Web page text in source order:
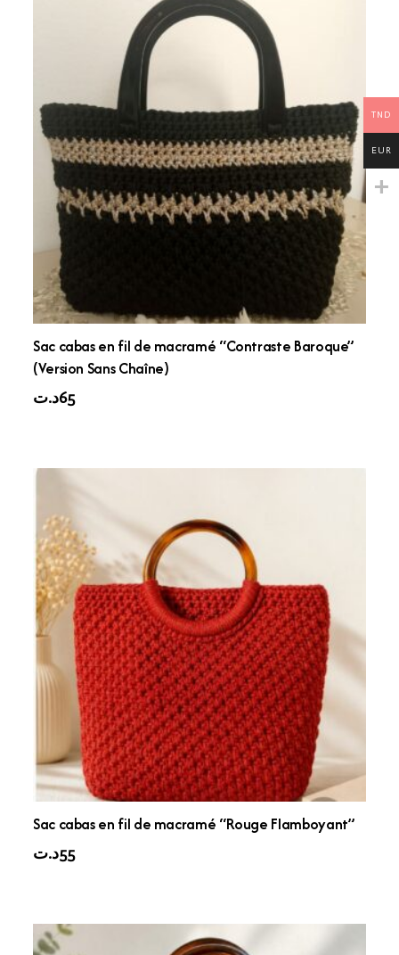
Sac cabas en fil de macramé “Contraste Baroque”
(Version Sans Chaîne)
65د.ت
Sac cabas en fil de macramé “Rouge Flamboyant”
55د.ت
TND
EUR